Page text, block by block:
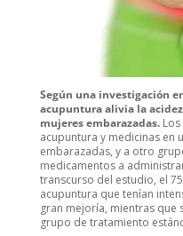
Según una investigación
acupuntura alivia la
mujeres embarazadas.Los
acupuntura y medicinas en
embarazadas, y a otro
medicamentos a
transcurso del estudio, el
acupuntura que tenían
gran mejoría, mientras que
grupo de tratamiento